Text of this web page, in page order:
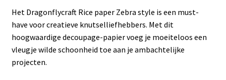
Het Dragonflycraft Rice paper Zebra style is een must-
have voor creatieve knutselliefhebbers. Met dit
hoogwaardige decoupage-papier voeg je moeiteloos een
vleugje wilde schoonheid toe aan je ambachtelijke
projecten.